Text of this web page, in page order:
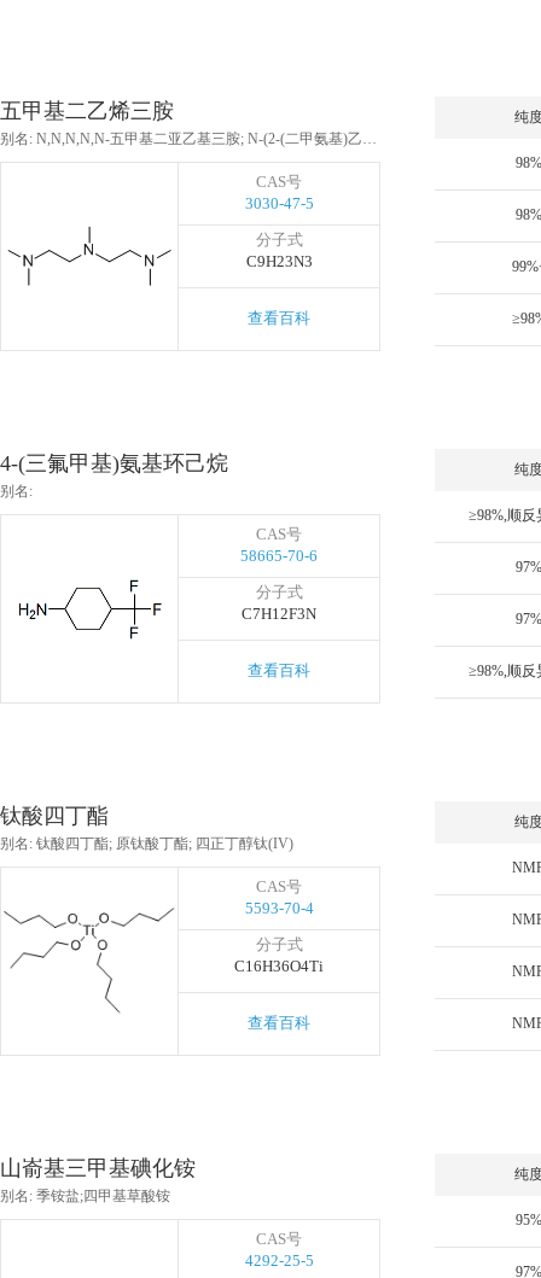
五甲基二乙烯三胺
别名: N,N,N,N,N-五甲基二亚乙基三胺; N-(2-(二甲氨基)乙基)-N,N’,N’-三甲基-1,2-乙二胺; N N N' N' N''-五甲基二乙三胺; 1,1,4,7,7-五甲基二亚乙基三胺; 1,1,4,7,7-五甲基二乙烯基三胺; N,N,N',N'',N''-五甲基二乙基三胺
CAS号
3030-47-5
分子式
C9H23N3
查看百科
纯
98%
98%
4-(三氟甲基)氨基环己烷
别名:
CAS号
58665-70-6
分子式
C7H12F3N
查看百科
纯
97%
97%
钛酸四丁酯
别名: 钛酸四丁酯; 原钛酸丁酯; 四正丁醇钛(IV)
CAS号
5593-70-4
分子式
C16H36O4Ti
查看百科
纯
山嵛基三甲基碘化铵
别名: 季铵盐;四甲基草酸铵
CAS号
4292-25-5
纯
95%
97%